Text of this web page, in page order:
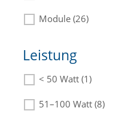
Module (26)
Die passenden
Beschreibung.
Leistung
< 50 Watt (1)
51–100 Watt (8)